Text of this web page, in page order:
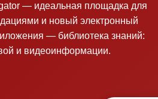
— идеальная площадка для
и новый электронный
— библиотека знаний:
и видеоинформации.